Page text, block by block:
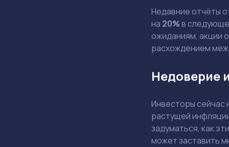
Недавние отчёты
на 20%в
ожиданиям, акции
расхождением
Недоверие
Инвесторы сейчас
растущей
задуматься, как
может заставить